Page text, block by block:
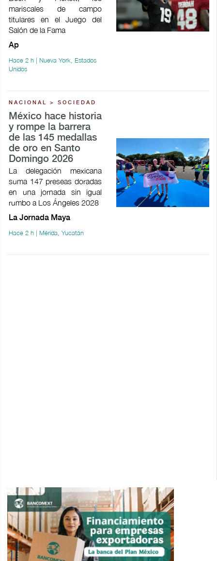
mariscales de campo
titulares en el Juego del
Salón de la Fama
Ap
Hace 2 h | Nueva York, Estados
Unidos
NACIONAL > SOCIEDAD
México hace historia
y rompe la barrera
de las 145 medallas
de oro en Santo
Domingo 2026
La delegación mexicana
suma 147 preseas doradas
en una jornada sin igual
rumbo a Los Ángeles 2028
La Jornada Maya
Hace 2 h | Mérida, Yucatán